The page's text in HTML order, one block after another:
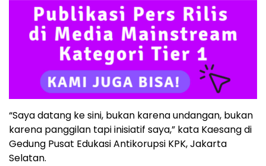
“Saya datang ke sini, bukan karena undangan, bukan
karena panggilan tapi inisiatif saya,” kata Kaesang di
Gedung Pusat Edukasi Antikorupsi KPK, Jakarta
Selatan.